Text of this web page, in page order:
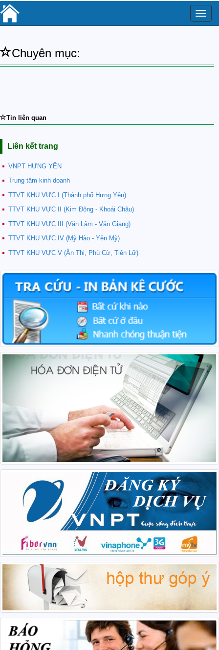
Toggle
Chuyên mục:
Tin liên quan
Liên kết trang
VNPT HƯNG YÊN
Trung tâm kinh doanh
TTVT KHU VỰC I (Thành phố Hưng Yên)
TTVT KHU VỰC II (Kim Động - Khoái Châu)
TTVT KHU VỰC III (Văn Lâm - Văn Giang)
TTVT KHU VỰC IV (Mỹ Hào - Yên Mỹ)
TTVT KHU VỰC V (Ân Thi, Phù Cừ, Tiên Lữ)